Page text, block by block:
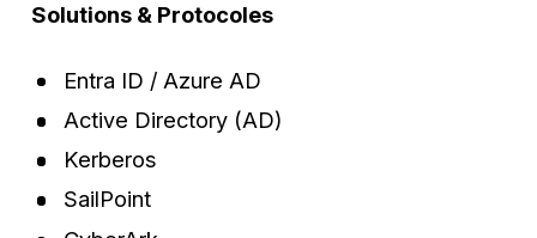
Solutions & Protocoles
Entra ID / Azure AD
Active Directory (AD)
Kerberos
SailPoint